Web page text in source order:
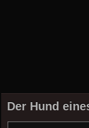
Der Hund